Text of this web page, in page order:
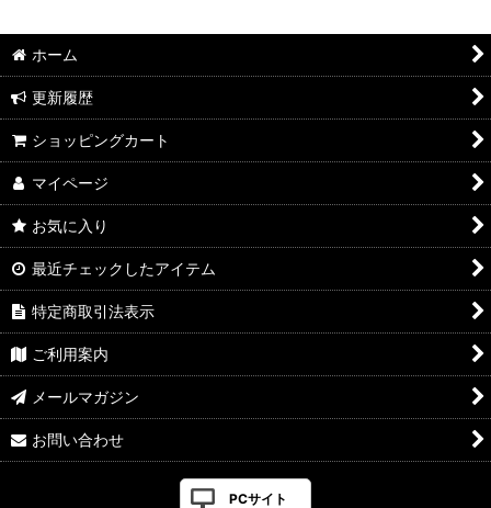
ホーム
更新履歴
ショッピングカート
マイページ
お気に入り
最近チェックしたアイテム
特定商取引法表示
ご利用案内
メールマガジン
お問い合わせ
PCサイト